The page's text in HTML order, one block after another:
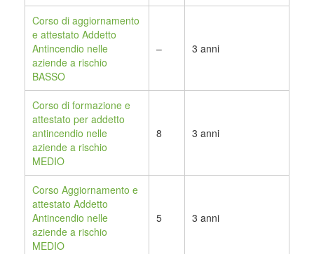
Corso di aggiornamento
e attestato Addetto
Antincendio nelle
aziende a rischio
BASSO
– 3 anni
Corso di formazione e
attestato per addetto
antincendio nelle
aziende a rischio
MEDIO
8 3 anni
Corso Aggiornamento e
attestato Addetto
Antincendio nelle
aziende a rischio
MEDIO
5 3 anni